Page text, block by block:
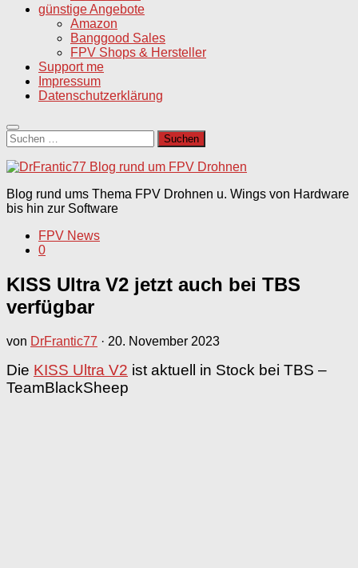
günstige Angebote
Amazon
Banggood Sales
FPV Shops & Hersteller
Support me
Impressum
Datenschutzerklärung
Suchen
nach:
Blog rund ums Thema FPV Drohnen u. Wings von Hardware
bis hin zur Software
FPV News
0
KISS Ultra V2 jetzt auch bei TBS
verfügbar
von DrFrantic77 · 20. November 2023
Die KISS Ultra V2 ist aktuell in Stock bei TBS –
TeamBlackSheep